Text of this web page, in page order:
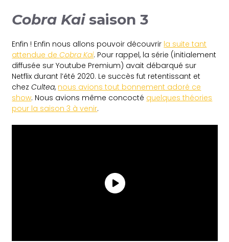
Cobra Kaisaison 3
Enfin ! Enfin nous allons pouvoir découvrir la suite tant
attendue deCobra Kai. Pour rappel, la série (initialement
diffusée sur Youtube Premium) avait débarqué sur
Netflix durant l’été 2020. Le succès fut retentissant et
chezCultea, nous avions tout bonnement adoré ce
show. Nous avions même concocté quelques théories
pour la saison 3 à venir.